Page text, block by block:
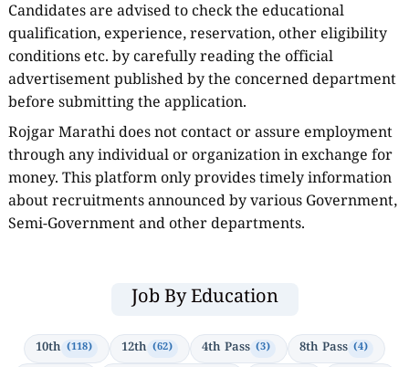
Candidates are advised to check the educational
qualification, experience, reservation, other eligibility
conditions etc. by carefully reading the official
advertisement published by the concerned department
before submitting the application.
Rojgar Marathi does not contact or assure employment
through any individual or organization in exchange for
money. This platform only provides timely information
about recruitments announced by various Government,
Semi-Government and other departments.
Job By Education
10th (118) 12th (62) 4th Pass (3) 8th Pass (4)